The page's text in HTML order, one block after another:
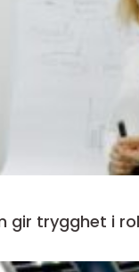
gir trygghet i